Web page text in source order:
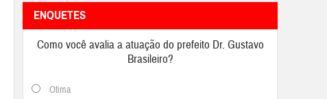
ENQUETES
Como você avalia a atuação do prefeito Dr. Gustavo
Brasileiro?
Otima